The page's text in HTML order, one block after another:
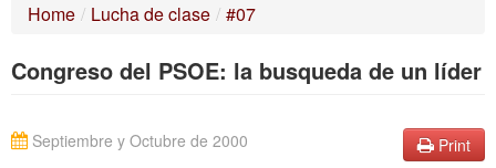
CONTACT
Home / Lucha de clase / #07
Congreso del PSOE: la busqueda de un líder
Print
Septiembre y Octubre de 2000